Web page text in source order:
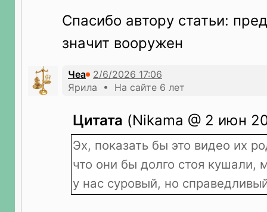
Спасибо автору статьи:
значит вооружен
Чеа
Ярила • На сайте 6 лет
Цитата (Nikama @ 2 июн
Эх, показать бы это видео их
что они бы долго стоя кушали,
у нас суровый, но